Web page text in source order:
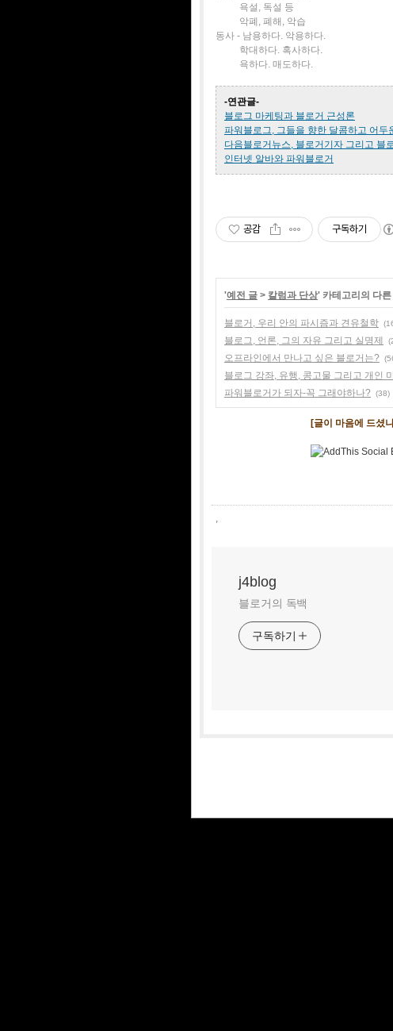
욕설, 독설 등
악폐, 폐해, 악습
동사 - 남용하다. 악용하다.
학대하다. 혹사하다.
욕하다. 매도하다.
-연관글-
블로그 마케팅과 블로거 근성론
파워블로그, 그들을 향한 달콤하고 어두
다음블로거뉴스, 블로거기자 그리고 블
인터넷 알바와 파워블로거
공감 구독하기
'예전 글 > 칼럼과 단상' 카테고리의 다른
블로거, 우리 안의 파시즘과 견유철학
블로그, 언론, 그의 자유 그리고 실명제
오프라인에서 만나고 싶은 블로거는?
블로그 강좌, 유행, 콩고물 그리고 개인
파워블로거가 되자-꼭 그래야하나? (38)
[글이 마음에 드셨
j4blog
블로거의 독백
구독하기